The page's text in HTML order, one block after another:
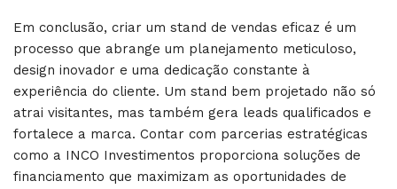
Em conclusão, criar um stand de vendas eficaz é um
processo que abrange um planejamento meticuloso,
design inovador e uma dedicação constante à
experiência do cliente. Um stand bem projetado não só
atrai visitantes, mas também gera leads qualificados e
fortalece a marca. Contar com parcerias estratégicas
como a INCO Investimentos proporciona soluções de
financiamento que maximizam as oportunidades de